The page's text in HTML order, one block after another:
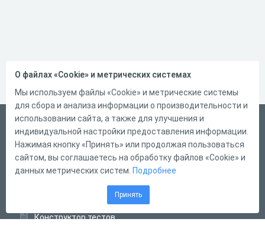
Русский
Справка
Форма обратной связи
Конструктор тестов
О файлах «Cookie» и метрических системах
Мы используем файлы «Cookie» и метрические системы
для сбора и анализа информации о производительности и
использовании сайта, а также для улучшения и
индивидуальной настройки предоставления информации.
Нажимая кнопку «Принять» или продолжая пользоваться
сайтом, вы соглашаетесь на обработку файлов «Cookie» и
данных метрических систем. Подробнее
Принять